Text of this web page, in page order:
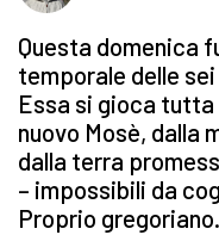
Questa domenica
temporale delle
Essa si gioca tutta
nuovo Mosè, dalla
dalla terra
– impossibili da
Proprio gregoriano.